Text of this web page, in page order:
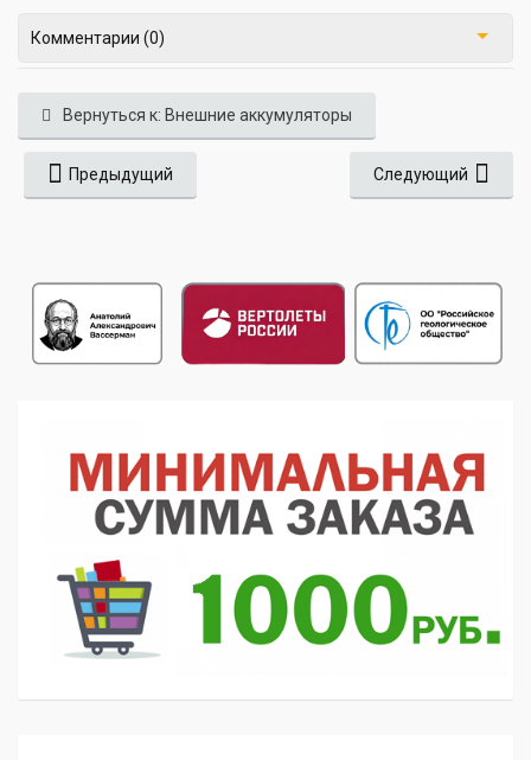
Комментарии (0)
Вернуться к: Внешние аккумуляторы
Предыдущий Следующий